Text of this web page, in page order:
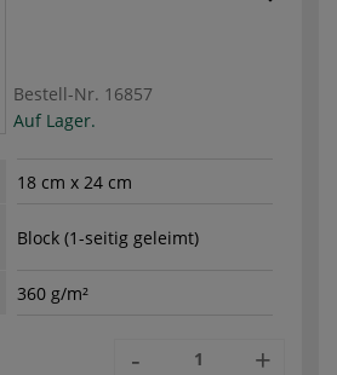
Bestell-Nr. 16857
Auf Lager.
18 cm x 24 cm
Block (1-seitig geleimt)
360 g/m²
- +